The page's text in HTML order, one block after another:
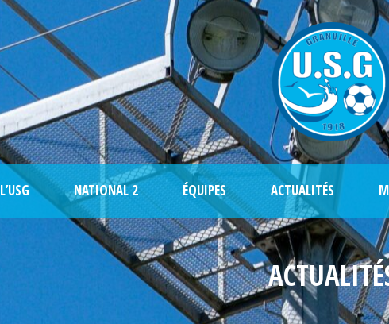
L’USG NATIONAL 2 ÉQUIPES ACTUALITÉS